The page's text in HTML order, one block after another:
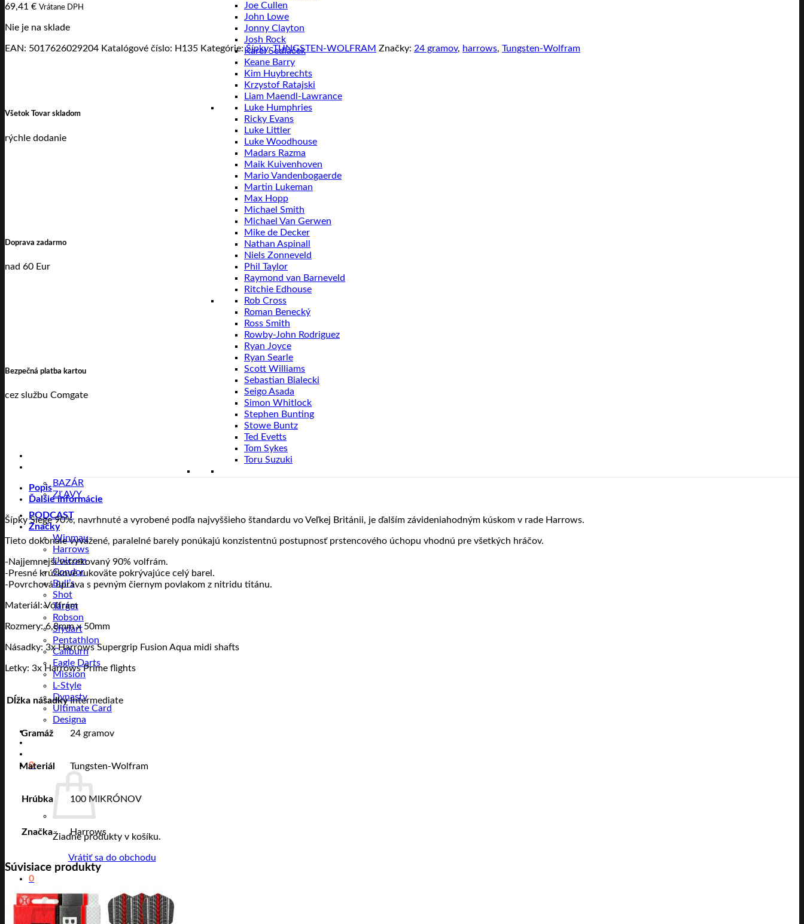
Joe Cullen
John Lowe
Jonny Clayton
Josh Rock
Karel Sedláček
Keane Barry
Kim Huybrechts
Krzystof Ratajski
Liam Maendl-Lawrance
Luke Humphries
Ricky Evans
Luke Littler
Luke Woodhouse
Madars Razma
Maik Kuivenhoven
Mario Vandenbogaerde
Martin Lukeman
Max Hopp
Michael Smith
Michael Van Gerwen
Mike de Decker
Nathan Aspinall
Niels Zonneveld
Phil Taylor
Raymond van Barneveld
Ritchie Edhouse
Rob Cross
Roman Benecký
Ross Smith
Rowby-John Rodriguez
Ryan Joyce
Ryan Searle
Scott Williams
Sebastian Bialecki
Seigo Asada
Simon Whitlock
Stephen Bunting
Stowe Buntz
Ted Evetts
Tom Sykes
Toru Suzuki
BAZÁR
ZĽAVY
PODCAST
Značky
Winmau
Harrows
Unicorn
Condor
Bull’s
Shot
Target
Robson
Slydart
Pentathlon
Caliburn
Eagle Darts
Mission
L-Style
Dynasty
Ultimate Card
Designa
0
Žiadne produkty v košíku.
Vrátiť sa do obchodu
0
69,41 € Vrátane DPH
Nie je na sklade
EAN: 5017626029204 Katalógové číslo: H135 Kategórie:Šípky,TUNGSTEN-WOLFRAM Značky: 24 gramov, harrows, Tungsten-Wolfram
Všetok Tovar skladom
rýchle dodanie
Doprava zadarmo
nad 60 Eur
Bezpečná platba kartou
cez službu Comgate
Popis
Ďalšie informácie
Šípky Siege 90%, navrhnuté a vyrobené podľa najvyššieho štandardu vo Veľkej Británii, je ďalším závideniahodným kúskom v rade Harrows.
Tieto dokonale vyvážené, paralelné barely ponúkajú konzistentnú postupnosť prstencového úchopu vhodnú pre všetkých hráčov.
-Najjemnejší vstrekovaný 90% volfrám.
-Presné krúžkové rukoväte pokrývajúce celý barel.
-Povrchová úprava s pevným čiernym povlakom z nitridu titánu.
Materiál: Volfrám
Rozmery: 6,8mm x 50mm
Násadky: 3x Harrows Supergrip Fusion Aqua midi shafts
Letky: 3x Harrows Prime flights
Dĺžka násadky Intermediate
Gramáž 24 gramov
Materiál Tungsten-Wolfram
Hrúbka 100 MIKRÓNOV
Značka Harrows
Súvisiace produkty